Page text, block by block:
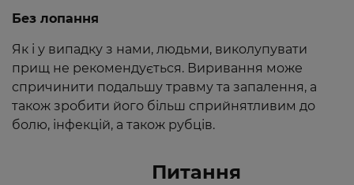
Без лопання
Як і у випадку з нами, людьми, виколупувати
прищ не рекомендується. Виривання може
спричинити подальшу травму та запалення, а
також зробити його більш сприйнятливим до
болю, інфекцій, а також рубців.
Питання